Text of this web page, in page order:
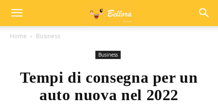
Home Business
Business
Tempi di consegna per un
auto nuova nel 2022